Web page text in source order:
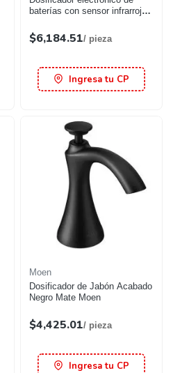
baterías con sensor infrarrojo
$6,184.51/ pieza
Ingresa tu CP
Moen
Dosificador de Jabón Acabado
Negro Mate Moen
$4,425.01/ pieza
Ingresa tu CP